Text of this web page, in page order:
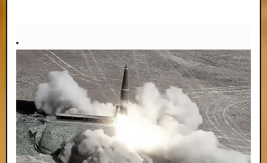
-- Самое большое богатство — это ум. Самая большая нищета — глупость.
Из всех страхов самый пугающий — самолюбование.
-- Лучшее, что можно сделать с хорошим советом, это пропустить его
мимо ушей. Он никогда не бывает полезен никому, кроме того, кто его дал.
-- Люблю давать советы и очень не люблю, когда их дают мне.